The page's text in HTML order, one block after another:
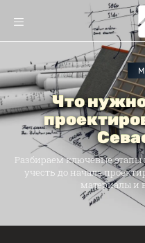
Что
Разбираем ключевые
учесть до начала
материалы и